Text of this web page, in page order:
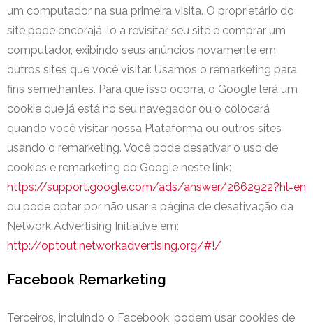
um computador na sua primeira visita. O proprietário do
site pode encorajá-lo a revisitar seu site e comprar um
computador, exibindo seus anúncios novamente em
outros sites que você visitar. Usamos o remarketing para
fins semelhantes. Para que isso ocorra, o Google lerá um
cookie que já está no seu navegador ou o colocará
quando você visitar nossa Plataforma ou outros sites
usando o remarketing. Você pode desativar o uso de
cookies e remarketing do Google neste link:
https://support.google.com/ads/answer/2662922?hl=en
ou pode optar por não usar a página de desativação da
Network Advertising Initiative em:
http://optout.networkadvertising.org/#!/
Facebook Remarketing
Terceiros, incluindo o Facebook, podem usar cookies de